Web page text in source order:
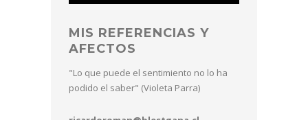
MIS REFERENCIAS Y
AFECTOS
"Lo que puede el sentimiento no lo ha
podido el saber" (Violeta Parra)